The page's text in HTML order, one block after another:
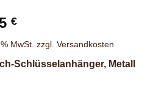
€
MwSt. zzgl. Versandkosten
Schlüsselanhänger, Metall